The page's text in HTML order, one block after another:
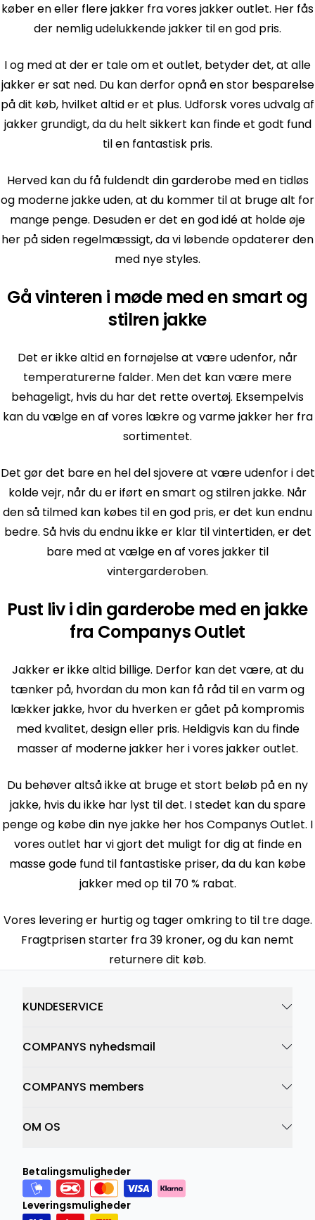
køber en eller flere jakker fra vores jakker outlet. Her fås
der nemlig udelukkende jakker til en god pris.
I og med at der er tale om et outlet, betyder det, at alle
jakker er sat ned. Du kan derfor opnå en stor besparelse
på dit køb, hvilket altid er et plus. Udforsk vores udvalg af
jakker grundigt, da du helt sikkert kan finde et godt fund
til en fantastisk pris.
Herved kan du få fuldendt din garderobe med en tidløs
og moderne jakke uden, at du kommer til at bruge alt for
mange penge. Desuden er det en god idé at holde øje
her på siden regelmæssigt, da vi løbende opdaterer den
med nye styles.
Gå vinteren i møde med en smart og
stilren jakke
Det er ikke altid en fornøjelse at være udenfor, når
temperaturerne falder. Men det kan være mere
behageligt, hvis du har det rette overtøj. Eksempelvis
kan du vælge en af vores lækre og varme jakker her fra
sortimentet.
Det gør det bare en hel del sjovere at være udenfor i det
kolde vejr, når du er iført en smart og stilren jakke. Når
den så tilmed kan købes til en god pris, er det kun endnu
bedre. Så hvis du endnu ikke er klar til vintertiden, er det
bare med at vælge en af vores jakker til
vintergarderoben.
Pust liv i din garderobe med en jakke
fra Companys Outlet
Jakker er ikke altid billige. Derfor kan det være, at du
tænker på, hvordan du mon kan få råd til en varm og
lækker jakke, hvor du hverken er gået på kompromis
med kvalitet, design eller pris. Heldigvis kan du finde
masser af moderne jakker her i vores jakker outlet.
Du behøver altså ikke at bruge et stort beløb på en ny
jakke, hvis du ikke har lyst til det. I stedet kan du spare
penge og købe din nye jakke her hos Companys Outlet. I
vores outlet har vi gjort det muligt for dig at finde en
masse gode fund til fantastiske priser, da du kan købe
jakker med op til 70 % rabat.
Vores levering er hurtig og tager omkring to til tre dage.
Fragtprisen starter fra 39 kroner, og du kan nemt
returnere dit køb.
KUNDESERVICE
COMPANYS nyhedsmail
COMPANYS members
OM OS
Betalingsmuligheder
Leveringsmuligheder